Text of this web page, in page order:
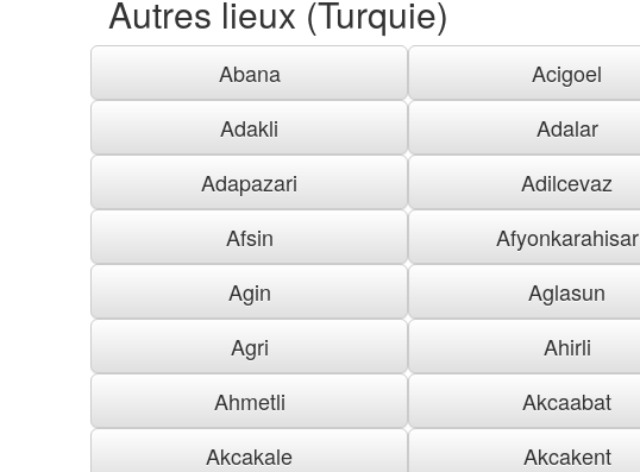
Autres lieux (Turquie)
Abana Acigoel
Adakli
Adalar
Adapazari
Adilcevaz
Afsin
Afyonkarahisar
Agin
Aglasun
Agri
Ahirli
Ahmetli
Akcaabat
Akcakale
Akcakent